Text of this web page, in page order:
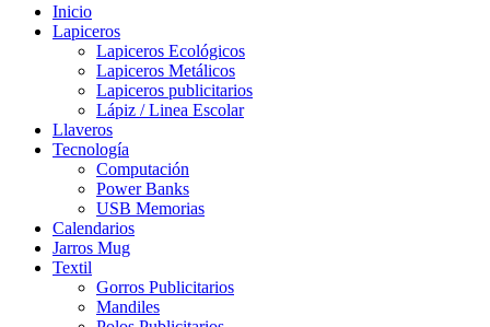
Inicio
Lapiceros
Lapiceros Ecológicos
Lapiceros Metálicos
Lapiceros publicitarios
Lápiz / Linea Escolar
Llaveros
Tecnología
Computación
Power Banks
USB Memorias
Calendarios
Jarros Mug
Textil
Gorros Publicitarios
Mandiles